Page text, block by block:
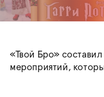
«Твой Бро»
мероприятий,